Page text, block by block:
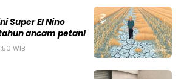
Super El Nino
ancam petani
WIB